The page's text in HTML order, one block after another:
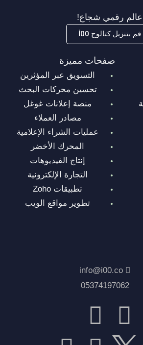
عالم رقمي شجاع!
قم بتنزيل كتالوج İ00
صفحات مميزة
التسويق عبر المؤثرين
تحسين محركات البحث
منصة إعلانات غوغل
مصادر العملاء
عمليات الشراء الإعلامية
المحرك الأخضر
إنتاج الفيديوهات
التجارة الإلكترونية
تطبيقات Zoho
تطوير مواقع الويب
info@i00.co
05374197062